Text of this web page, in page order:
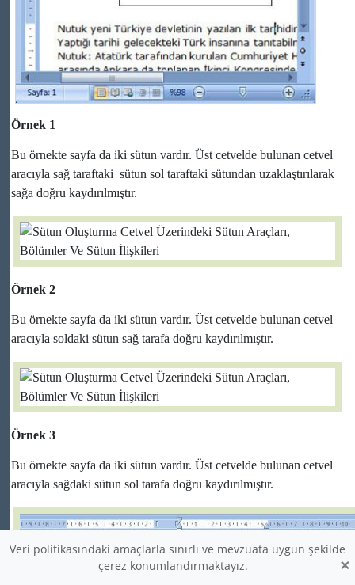
Örnek 1
Bu örnekte sayfa da iki sütun vardır. Üst cetvelde bulunan cetvel
aracıyla sağ taraftaki sütun sol taraftaki sütundan uzaklaştırılarak
sağa doğru kaydırılmıştır.
Örnek 2
Bu örnekte sayfa da iki sütun vardır. Üst cetvelde bulunan cetvel
aracıyla soldaki sütun sağ tarafa doğru kaydırılmıştır.
Örnek 3
Bu örnekte sayfa da iki sütun vardır. Üst cetvelde bulunan cetvel
aracıyla sağdaki sütun sol tarafa doğru kaydırılmıştır.
Veri politikasındaki amaçlarla sınırlı ve mevzuata uygun şekilde
çerez konumlandırmaktayız.
×